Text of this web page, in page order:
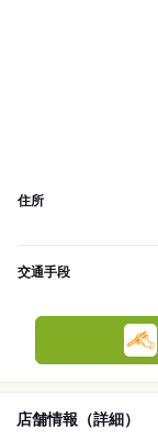
住所
交通手段
店舗情報（詳細）